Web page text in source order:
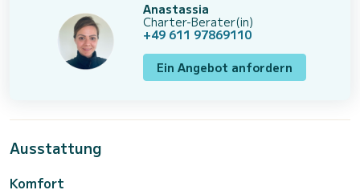
Anastassia
Charter-Berater(in)
+49 611 97869110
Ein Angebot anfordern
Ausstattung
Komfort